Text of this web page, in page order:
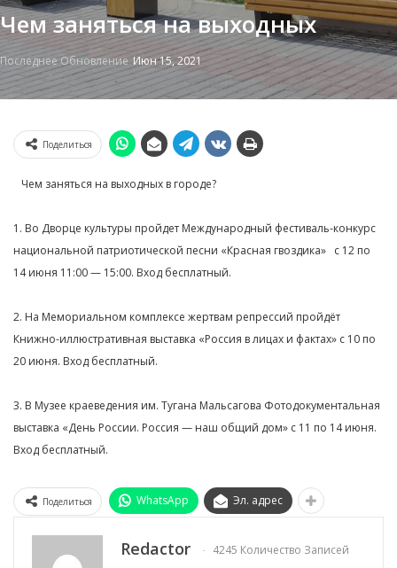
Чем заняться на выходных
Последнее Обновление Июн 15, 2021
Поделиться
⠀Чем заняться на выходных в городе?⁣⁣⠀
1. Во Дворце культуры пройдет Международный фестиваль-конкурс
национальной патриотической песни «Красная гвоздика»⠀с 12 по
14 июня 11:00 — 15:00. Вход бесплатный.⁣⁣⠀
2. На Мемориальном комплексе жертвам репрессий пройдёт
Книжно-иллюстративная выставка «Россия в лицах и фактах» с 10 по
20 июня. Вход бесплатный.⁣⁣⠀
3. В Музее краеведения им. Тугана Мальсагова Фотодокументальная
выставка «День России. Россия — наш общий дом» с 11 по 14 июня.
Вход бесплатный.
Поделиться WhatsApp Эл. адрес
Redactor
4245 Количество Записей